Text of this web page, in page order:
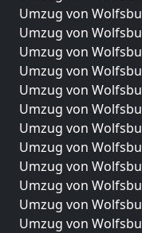
Umzug von
Umzug von
Umzug von
Umzug von
Umzug von
Umzug von
Umzug von
Umzug von
Umzug von
Umzug von
Umzug von
Umzug von